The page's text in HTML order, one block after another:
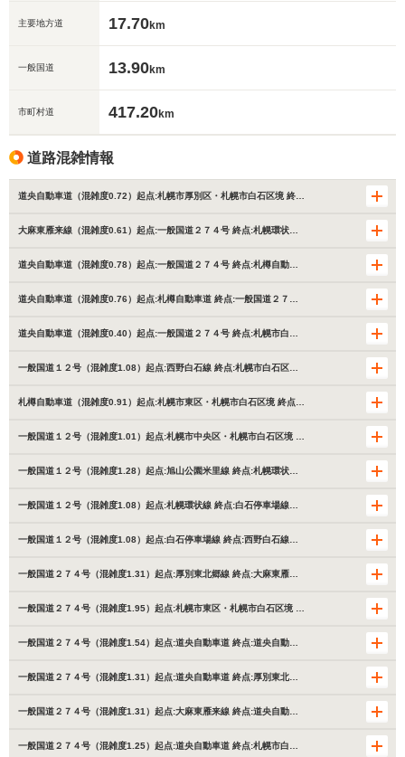
主要地方道 17.70km
一般国道 13.90km
市町村道 417.20km
道路混雑情報
道央自動車道（混雑度0.72）起点:札幌市厚別区・札幌市白石区境 終…
大麻東雁来線（混雑度0.61）起点:一般国道２７４号 終点:札幌環状…
道央自動車道（混雑度0.78）起点:一般国道２７４号 終点:札樽自動…
道央自動車道（混雑度0.76）起点:札樽自動車道 終点:一般国道２７…
道央自動車道（混雑度0.40）起点:一般国道２７４号 終点:札幌市白…
一般国道１２号（混雑度1.08）起点:西野白石線 終点:札幌市白石区…
札樽自動車道（混雑度0.91）起点:札幌市東区・札幌市白石区境 終点…
一般国道１２号（混雑度1.01）起点:札幌市中央区・札幌市白石区境 …
一般国道１２号（混雑度1.28）起点:旭山公園米里線 終点:札幌環状…
一般国道１２号（混雑度1.08）起点:札幌環状線 終点:白石停車場線…
一般国道１２号（混雑度1.08）起点:白石停車場線 終点:西野白石線…
一般国道２７４号（混雑度1.31）起点:厚別東北郷線 終点:大麻東雁…
一般国道２７４号（混雑度1.95）起点:札幌市東区・札幌市白石区境 …
一般国道２７４号（混雑度1.54）起点:道央自動車道 終点:道央自動…
一般国道２７４号（混雑度1.31）起点:道央自動車道 終点:厚別東北…
一般国道２７４号（混雑度1.31）起点:大麻東雁来線 終点:道央自動…
一般国道２７４号（混雑度1.25）起点:道央自動車道 終点:札幌市白…